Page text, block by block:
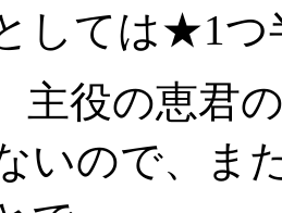
しては★1つ
主役の恵君
いので、ま